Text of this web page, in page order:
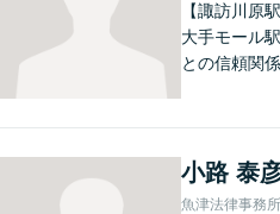
【諏訪川原
大手モール
との信頼関
ご相談くだ
談OK！【複
小路 泰
魚津法律事務所